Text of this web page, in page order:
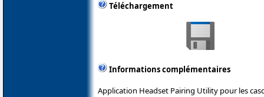
Téléchargement
Informations complémentaires
Application Headset Pairing Utility pour les